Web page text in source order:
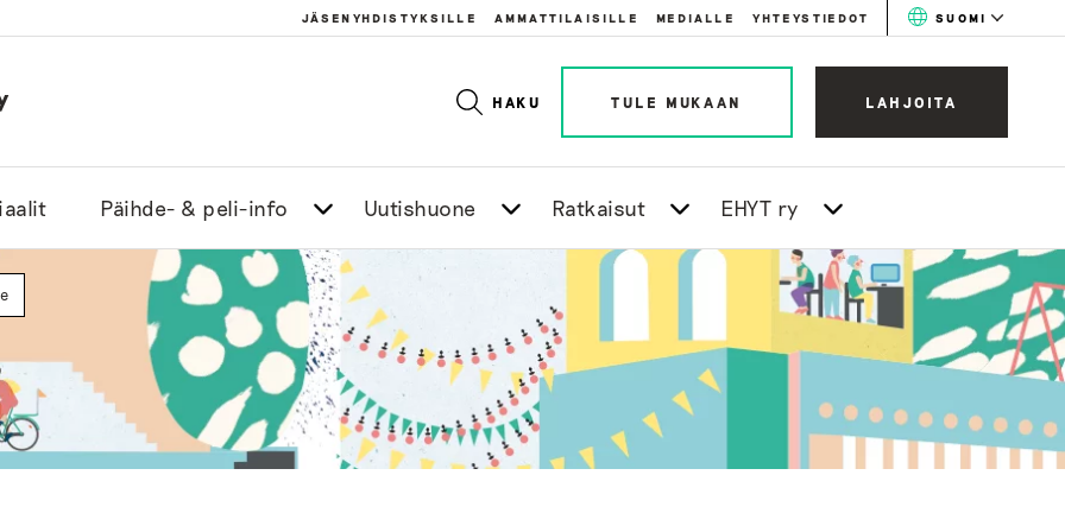
JÄSENYHDISTYKSILLE AMMATTILAISILLE MEDIALLE YHTEYSTIEDOT SUOMI
HAKU TULE MUKAAN LAHJOITA
Päihde- & peli-info Uutishuone Ratkaisut EHYT ry